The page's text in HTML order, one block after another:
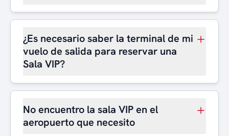
¿Es necesario saber la terminal de mi
vuelo de salida para reservar una
Sala VIP?
No encuentro la sala VIP en el
aeropuerto que necesito